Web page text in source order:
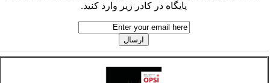
پایگاه در کادر زیر وارد کنید.